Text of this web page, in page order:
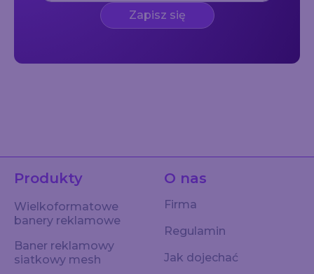
Zapisz się
Produkty
Wielkoformatowe
banery reklamowe
Baner reklamowy
siatkowy mesh
O nas
Firma
Regulamin
Jak dojechać